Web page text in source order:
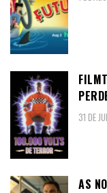
31 DE
AS